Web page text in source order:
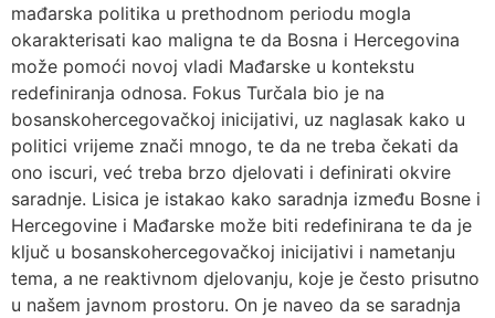
mađarska politika u prethodnom periodu mogla
okarakterisati kao maligna te da Bosna i Hercegovina
može pomoći novoj vladi Mađarske u kontekstu
redefiniranja odnosa. Fokus Turčala bio je na
bosanskohercegovačkoj inicijativi, uz naglasak kako u
politici vrijeme znači mnogo, te da ne treba čekati da
ono iscuri, već treba brzo djelovati i definirati okvire
saradnje. Lisica je istakao kako saradnja između Bosne i
Hercegovine i Mađarske može biti redefinirana te da je
ključ u bosanskohercegovačkoj inicijativi i nametanju
tema, a ne reaktivnom djelovanju, koje je često prisutno
u našem javnom prostoru. On je naveo da se saradnja